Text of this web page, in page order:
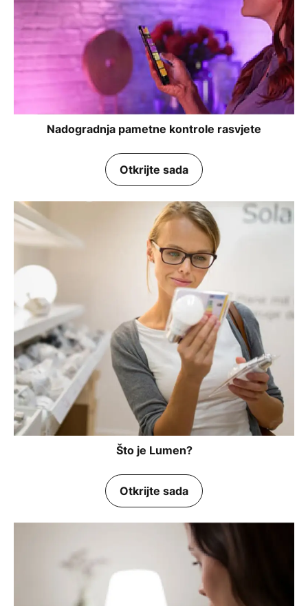
Nadogradnja pametne kontrole rasvjete
Otkrijte sada
Što je Lumen?
Otkrijte sada